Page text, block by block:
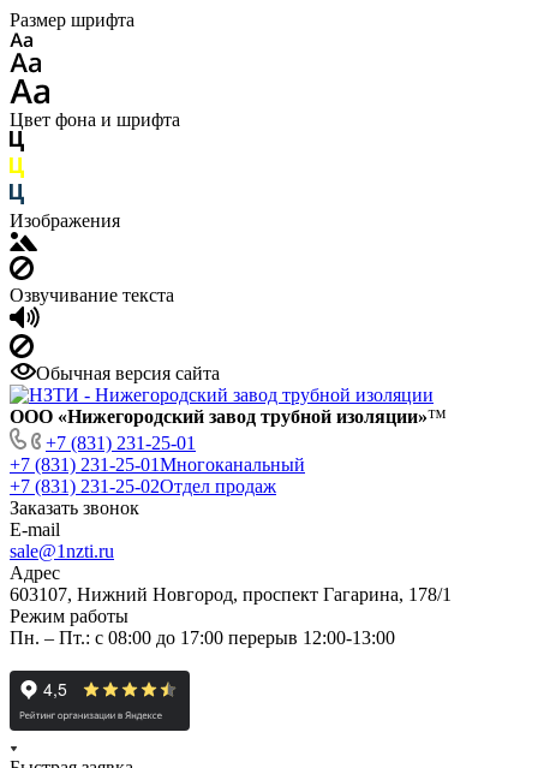
Размер шрифта
Цвет фона и шрифта
Изображения
Озвучивание текста
Обычная версия сайта
ООО «Нижегородский завод трубной изоляции»™
+7 (831) 231-25-01
+7 (831) 231-25-01Многоканальный
+7 (831) 231-25-02Отдел продаж
Заказать звонок
E-mail
sale@1nzti.ru
Адрес
603107, Нижний Новгород, проспект Гагарина, 178/1
Режим работы
Пн. – Пт.: с 08:00 до 17:00 перерыв 12:00-13:00